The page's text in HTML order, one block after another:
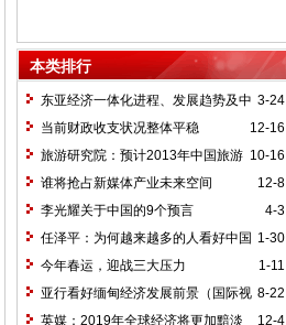
本类排行
3-24
东亚经济一体化进程、发展趋势及中
国的战略思考
12-16
当前财政收支状况整体平稳
10-16
旅游研究院：预计2013年中国旅游
接待人数34亿人次
12-8
谁将抢占新媒体产业未来空间
4-3
李光耀关于中国的9个预言
1-30
任泽平：为何越来越多的人看好中国
经济？
1-11
今年春运，迎战三大压力
8-22
亚行看好缅甸经济发展前景（国际视
点）
12-4
英媒：2019年全球经济将更加黯淡